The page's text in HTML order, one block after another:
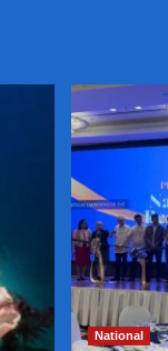
National